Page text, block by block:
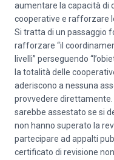
aumentare la capacità di
cooperative e rafforzare
Si tratta di un passaggio
rafforzare “il
livelli” perseguendo
la totalità delle
aderiscono a nessuna
provvedere
sarebbe assestato se si
non hanno superato la
partecipare ad appalti
certificato di revisione